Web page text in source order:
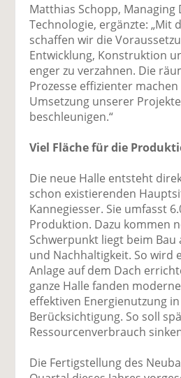
Matthias Schopp, Managing
Technologie, ergänzte: „Mit
schaffen wir die
Entwicklung, Konstruktion
enger zu verzahnen. Die
Prozesse effizienter
Umsetzung unserer
beschleunigen.“
Viel Fläche für die
Die neue Halle entsteht
schon existierenden
Kannegiesser. Sie umfasst
Produktion. Dazu kommen
Schwerpunkt liegt beim Bau
und Nachhaltigkeit. So wird
Anlage auf dem Dach
ganze Halle fanden
effektiven Energienutzung
Berücksichtigung. So soll
Ressourcenverbrauch
Die Fertigstellung des